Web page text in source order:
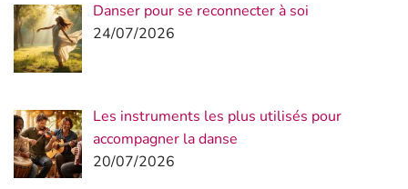
Danser pour se reconnecter à soi
24/07/2026
Les instruments les plus utilisés pour
accompagner la danse
20/07/2026